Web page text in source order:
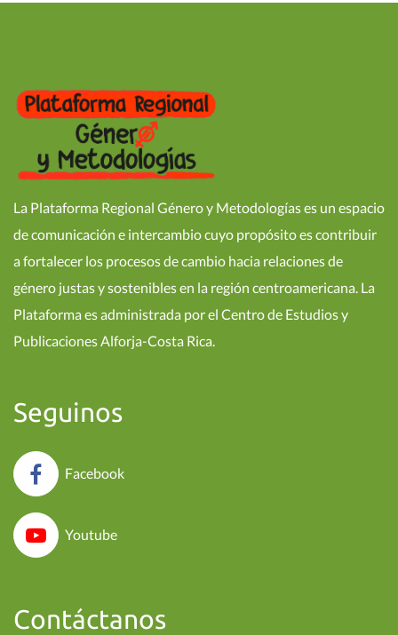
La Plataforma Regional Género y Metodologías es un espacio
de comunicación e intercambio cuyo propósito es contribuir
a fortalecer los procesos de cambio hacia relaciones de
género justas y sostenibles en la región centroamericana. La
Plataforma es administrada por el Centro de Estudios y
Publicaciones Alforja-Costa Rica.
Seguinos
Facebook
Youtube
Contáctanos